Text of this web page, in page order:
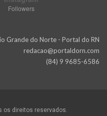
Followers
Grande do Norte - Portal do RN
redacao@portaldorn.com
(84) 9 9685-6586
os direitos reservados.